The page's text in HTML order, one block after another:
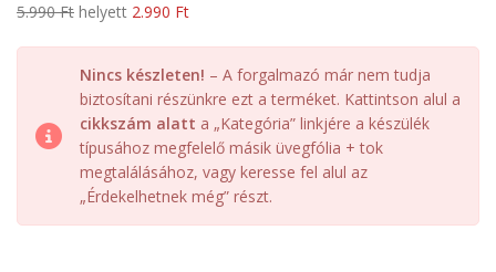
5.990 Ft helyett 2.990 Ft
Nincs készleten! – A forgalmazó már nem tudja
biztosítani részünkre ezt a terméket. Kattintson alul a
cikkszám alatt a „Kategória” linkjére a készülék
típusához megfelelő másik üvegfólia + tok
megtalálásához, vagy keresse fel alul az
„Érdekelhetnek még” részt.